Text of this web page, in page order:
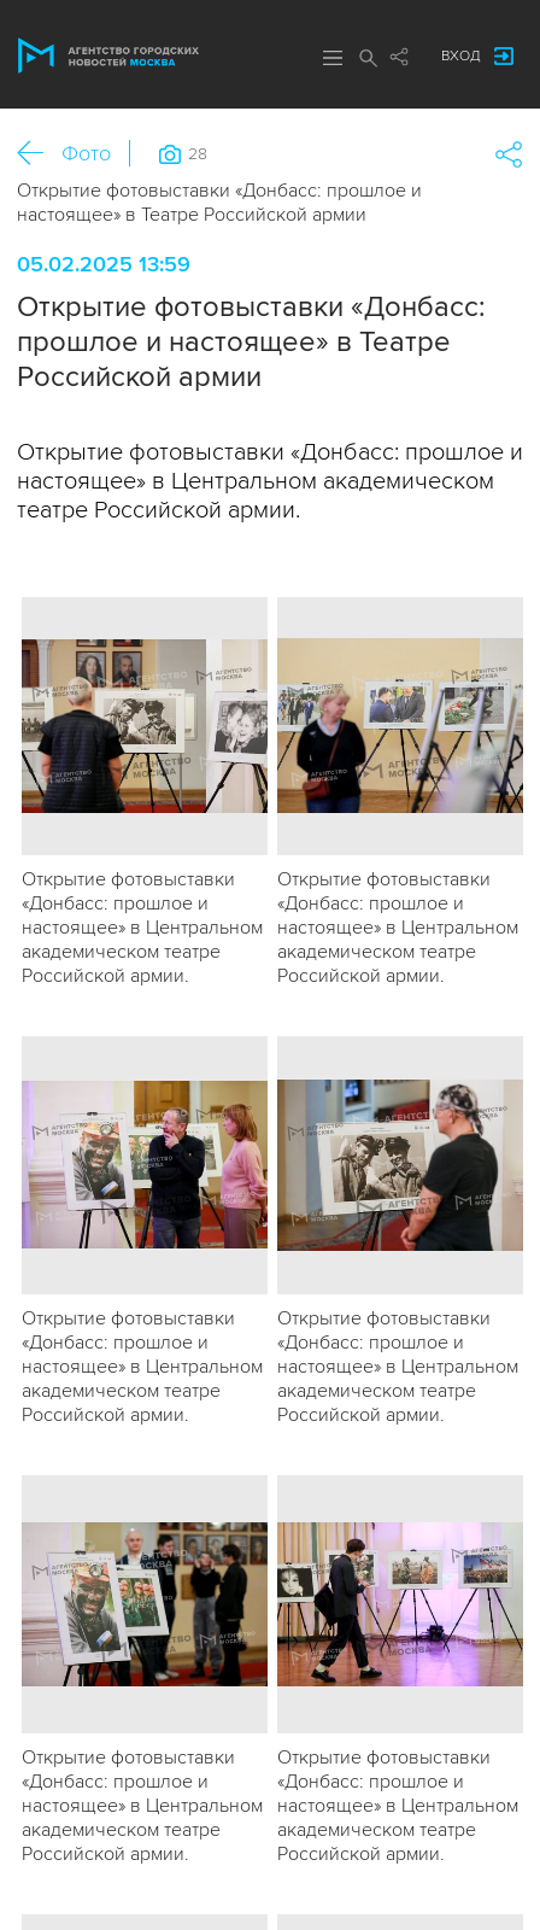
ВХОД
Фото
Открытие фотовыставки «Донбасс: прошлое и
настоящее» в Театре Российской армии
28
05.02.2025 13:59
Открытие фотовыставки «Донбасс:
прошлое и настоящее» в Театре
Российской армии
Открытие фотовыставки «Донбасс: прошлое и
настоящее» в Центральном академическом
театре Российской армии.
Открытие фотовыставки
«Донбасс: прошлое и
настоящее» в Центральном
академическом театре
Российской армии.
Открытие фотовыставки
«Донбасс: прошлое и
настоящее» в Центральном
академическом театре
Российской армии.
Открытие фотовыставки
«Донбасс: прошлое и
настоящее» в Центральном
академическом театре
Российской армии.
Открытие фотовыставки
«Донбасс: прошлое и
настоящее» в Центральном
академическом театре
Российской армии.
Открытие фотовыставки
«Донбасс: прошлое и
настоящее» в Центральном
академическом театре
Российской армии.
Открытие фотовыставки
«Донбасс: прошлое и
настоящее» в Центральном
академическом театре
Российской армии.